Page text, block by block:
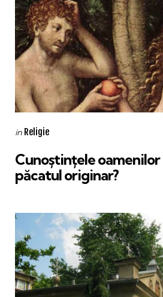
Categories
Posted
in Religie
Cunoștințele
păcatul originar?